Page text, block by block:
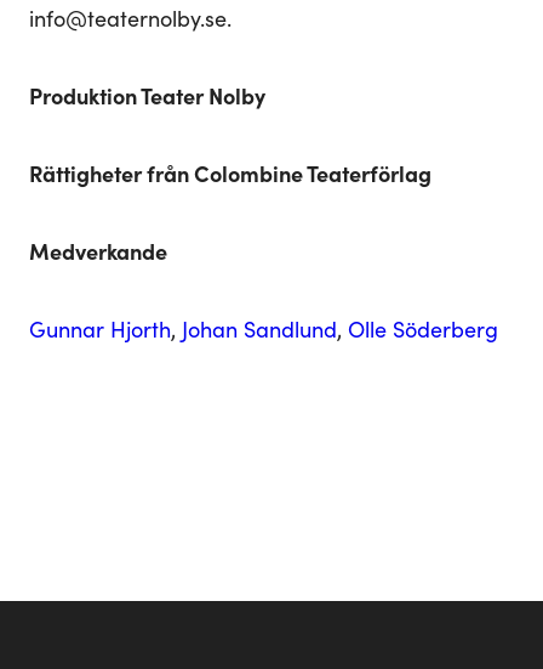
info@teaternolby.se.
Produktion Teater Nolby
Rättigheter från Colombine Teaterförlag
Medverkande
Gunnar Hjorth, Johan Sandlund, Olle Söderberg